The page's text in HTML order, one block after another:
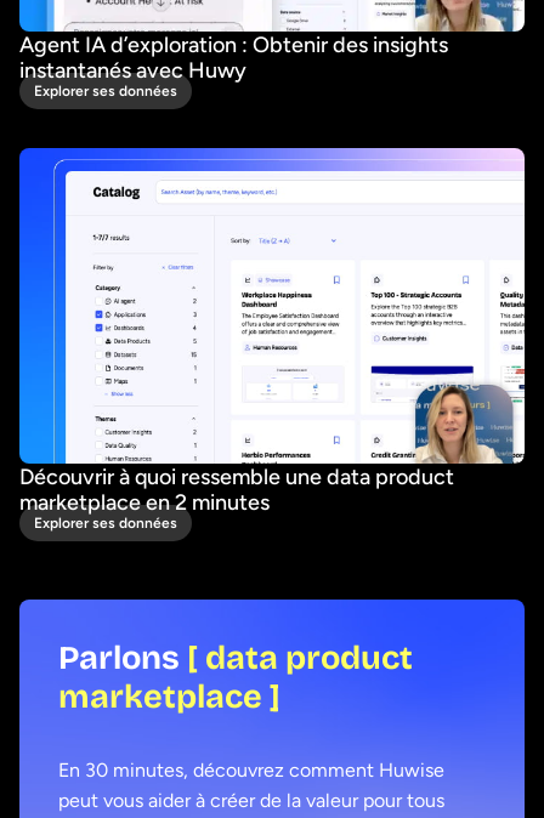
Agent IA d’exploration : Obtenir des insights
instantanés avec Huwy
Explorer ses données
Découvrir à quoi ressemble une data product
marketplace en 2 minutes
Explorer ses données
Parlons [ data product
marketplace ]
En 30 minutes, découvrez comment Huwise
peut vous aider à créer de la valeur pour tous